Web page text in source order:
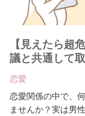
【見えたら超
議と共通して
恋愛
恋愛関係の中で、
ませんか？実は男